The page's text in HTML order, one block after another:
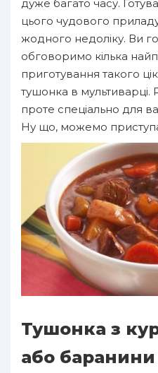
дуже багато часу.
цього чудового
жодного недоліку. Ви
обговоримо кілька
приготування такого
тушонка в мультиварці.
проте спеціально для
Ну що, можемо
Тушонка з
або баранини